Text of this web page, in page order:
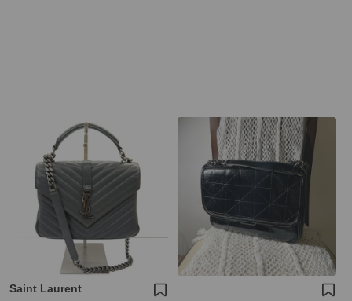
Saint Laurent